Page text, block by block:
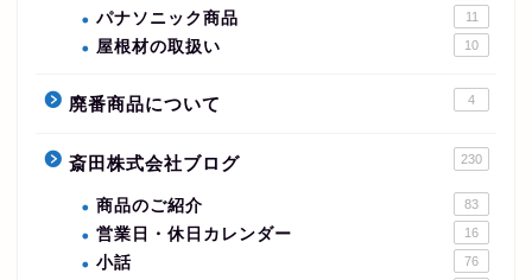
パナソニック商品 11
屋根材の取扱い 10
廃番商品について 4
斎田株式会社ブログ 230
商品のご紹介 83
営業日・休日カレンダー 16
小話 76